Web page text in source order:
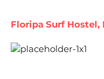
Floripa Surf